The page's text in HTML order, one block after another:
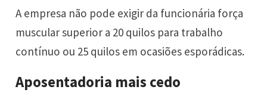
A empresa não pode exigir da funcionária força
muscular superior a 20 quilos para trabalho
contínuo ou 25 quilos em ocasiões esporádicas.
Aposentadoria mais cedo